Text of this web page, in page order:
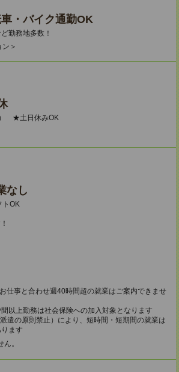
・バイク通勤OK
勤務地多数！
＞
） ★土日休みOK
なし
トOK
仕事と合わせ週40時間超の就業はご案内できませ
以上勤務は社会保険への加入対象となります
遣の原則禁止）により、短時間・短期間の就業は
ます
。